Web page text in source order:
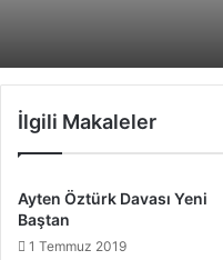
İlgili Makaleler
Ayten Öztürk Davası Yeni
Baştan
1 Temmuz 2019